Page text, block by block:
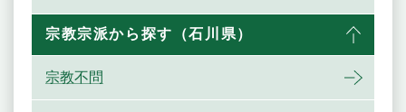
宗教宗派から探す（石川県）
宗教不問